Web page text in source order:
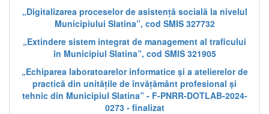
„Digitalizarea proceselor de asistență socială la nivelul
Municipiului Slatina”, cod SMIS 327732
„Extindere sistem integrat de management al traficului
în Municipiul Slatina”, cod SMIS 321905
„Echiparea laboratoarelor informatice și a atelierelor de
practică din unitățile de învățământ profesional și
tehnic din Municipiul Slatina” - F-PNRR-DOTLAB-2024-
0273 - finalizat